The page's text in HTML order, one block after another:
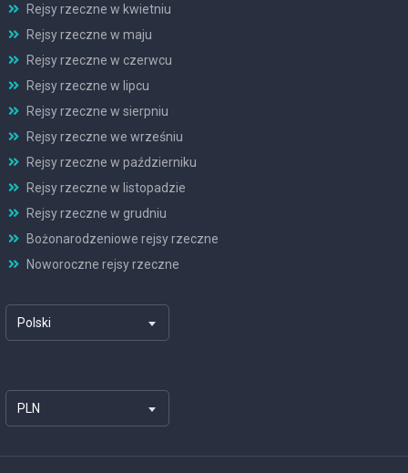
Rejsy rzeczne w kwietniu
Rejsy rzeczne w maju
Rejsy rzeczne w czerwcu
Rejsy rzeczne w lipcu
Rejsy rzeczne w sierpniu
Rejsy rzeczne we wrześniu
Rejsy rzeczne w październiku
Rejsy rzeczne w listopadzie
Rejsy rzeczne w grudniu
Bożonarodzeniowe rejsy rzeczne
Noworoczne rejsy rzeczne
Polski
PLN